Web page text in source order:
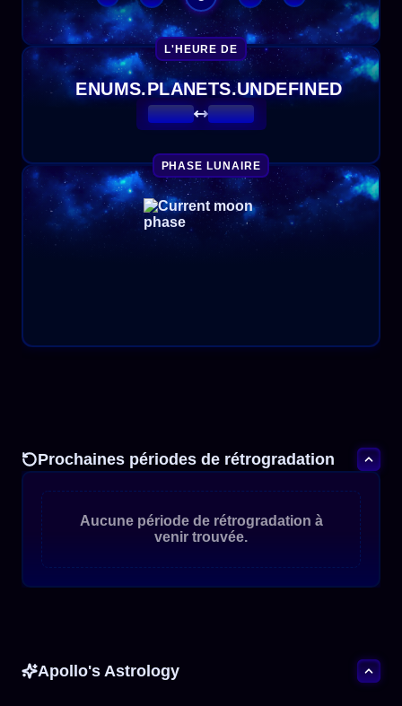
PHASE LUNAIRE
L'HEURE DE
ENUMS.PLANETS.UNDEFINED
Prochaines périodes de rétrogradation
Aucune période de rétrogradation à
venir trouvée.
Apollo's Astrology